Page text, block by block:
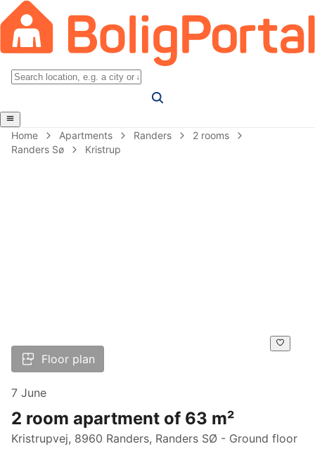
Home Apartments Randers
2 rooms
Randers Sø
Kristrup
Floor plan
7 June
2 room apartment of 63 m²
Kristrupvej, 8960 Randers, Randers SØ - Ground floor